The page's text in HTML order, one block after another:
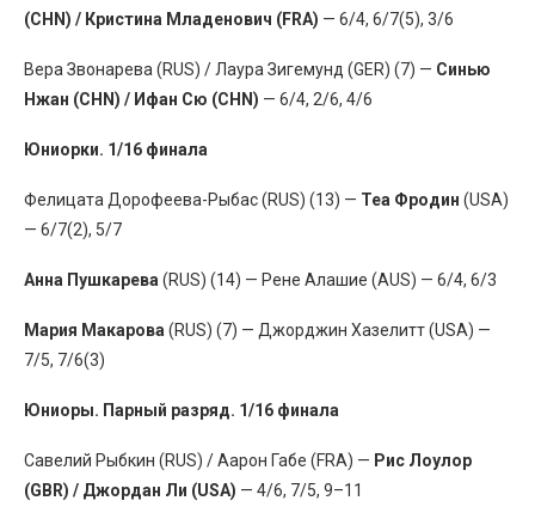
(CHN) / Кристина Младенович (FRA) — 6/4, 6/7(5), 3/6
Вера Звонарева (RUS) / Лаура Зигемунд (GER) (7) — Синью
Нжан (CHN) / Ифан Сю (CHN) — 6/4, 2/6, 4/6
Юниорки. 1/16 финала
Фелицата Дорофеева-Рыбас (RUS) (13) — Теа Фродин (USA)
— 6/7(2), 5/7
Анна Пушкарева (RUS) (14) — Рене Алашие (AUS) — 6/4, 6/3
Мария Макарова (RUS) (7) — Джорджин Хазелитт (USA) —
7/5, 7/6(3)
Юниоры. Парный разряд. 1/16 финала
Савелий Рыбкин (RUS) / Аарон Габе (FRA) — Рис Лоулор
(GBR) / Джордан Ли (USA) — 4/6, 7/5, 9–11